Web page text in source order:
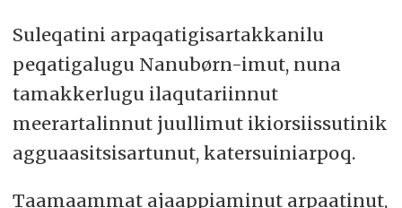
Suleqatini arpaqatigisartakkanilu
peqatigalugu Nanubørn-imut, nuna
tamakkerlugu ilaqutariinnut
meerartalinnut juullimut ikiorsiissutinik
agguaasitsisartunut, katersuiniarpoq.
Taamaammat ajaappiaminut arpaatinut,